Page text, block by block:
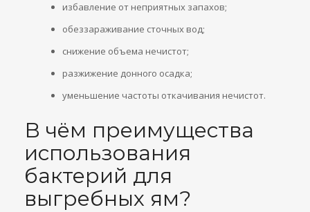
избавление от неприятных запахов;
обеззараживание сточных вод;
снижение объема нечистот;
разжижение донного осадка;
уменьшение частоты откачивания нечистот.
В чём преимущества
использования
бактерий для
выгребных ям?